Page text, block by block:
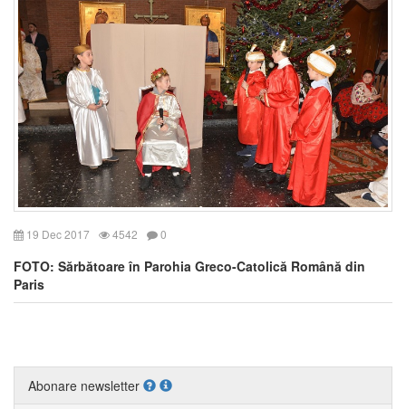
19 Dec 2017 4542 0
FOTO: Sărbătoare în Parohia Greco-Catolică Română din
Paris
Abonare newsletter